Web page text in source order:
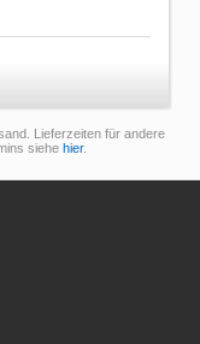
Lieferzeiten für andere
siehe hier.